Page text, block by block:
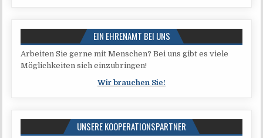
EIN EHRENAMT BEI UNS
Arbei­ten Sie ger­ne mit Men­schen? Bei uns gibt es vie­le
Mög­lich­kei­ten sich einzubringen!
Wir brau­chen Sie!
UNSERE KOOPERATIONSPARTNER